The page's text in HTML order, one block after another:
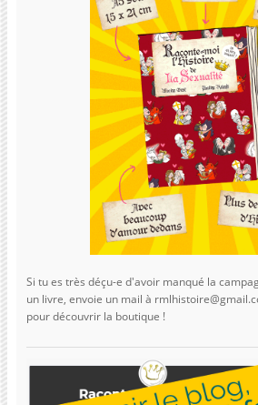
Si tu es très déçu-e d'avoir manqué la
un livre, envoie un mail à
pour découvrir la boutique !